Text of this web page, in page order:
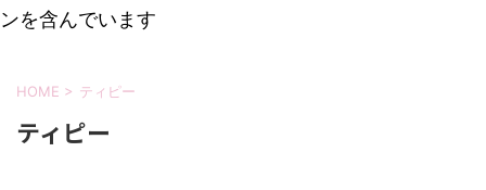
ンを含んでいます
HOME > ティピー
ティピー